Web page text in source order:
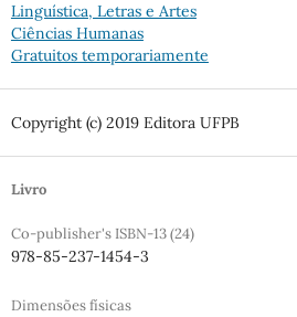
Linguística, Letras e Artes
Ciências Humanas
Gratuitos temporariamente
Copyright (c) 2019 Editora UFPB
Livro
Co-publisher's ISBN-13 (24)
978-85-237-1454-3
Dimensões físicas